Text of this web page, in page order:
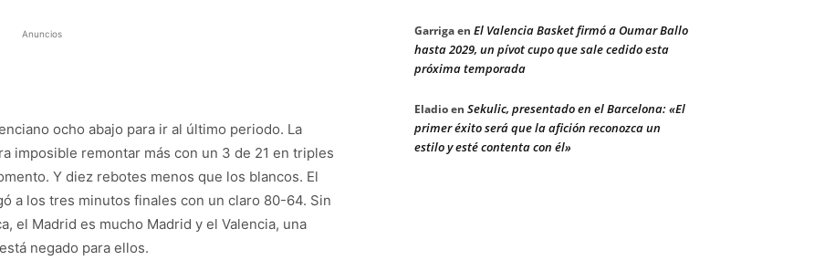
Anuncios
ocho abajo para ir al último periodo. La
imposible remontar más con un 3 de 21 en triples
Y diez rebotes menos que los blancos. El
a los tres minutos finales con un claro 80-64. Sin
el Madrid es mucho Madrid y el Valencia, una
negado para ellos.
Garrigaen El Valencia Basket firmó a Oumar Ballo
hasta 2029, un pívot cupo que sale cedido esta
próxima temporada
Eladioen Sekulic, presentado en el Barcelona: «El
primer éxito será que la afición reconozca un
estilo y esté contenta con él»